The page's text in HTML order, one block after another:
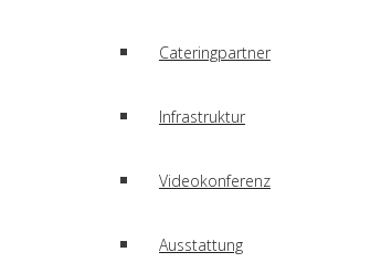
Cateringpartner
Infrastruktur
Videokonferenz
Ausstattung